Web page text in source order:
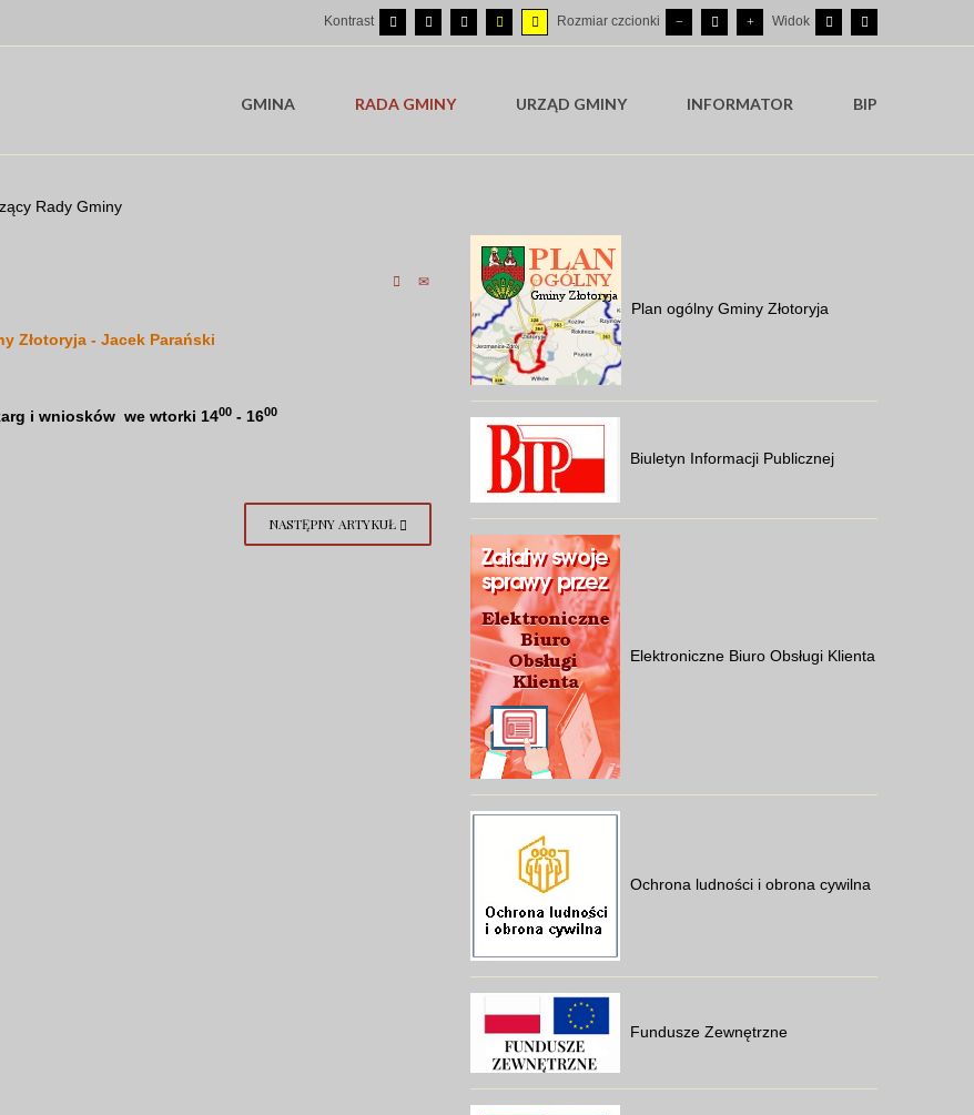
Kontrast Rozmiar czcionki Widok
GMINA RADA GMINY URZĄD GMINY INFORMATOR BIP
Rady Gminy
Złotoryja - Jacek Parański
i wniosków we wtorki 1400 - 1600
NASTĘPNY ARTYKUŁ
Plan ogólny Gminy Złotoryja
Biuletyn Informacji Publicznej
Elektroniczne Biuro Obsługi Klienta
Ochrona ludności i obrona cywilna
Fundusze Zewnętrzne